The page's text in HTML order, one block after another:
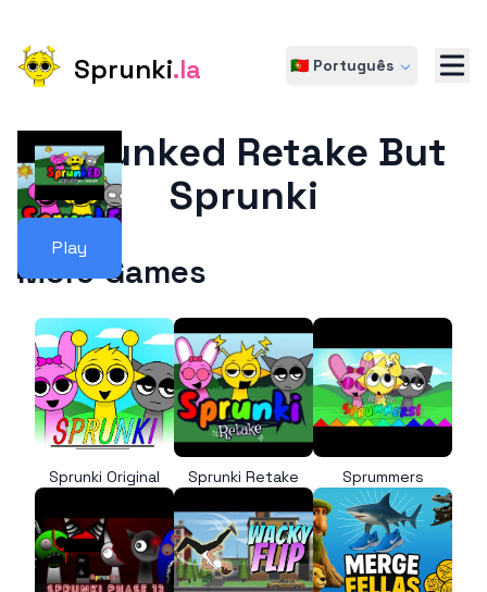
Sprunki.la 🇵🇹 Português
Play
Sprunked Retake But
Sprunki
More Games
Sprunki Original Sprunki Retake Sprummers